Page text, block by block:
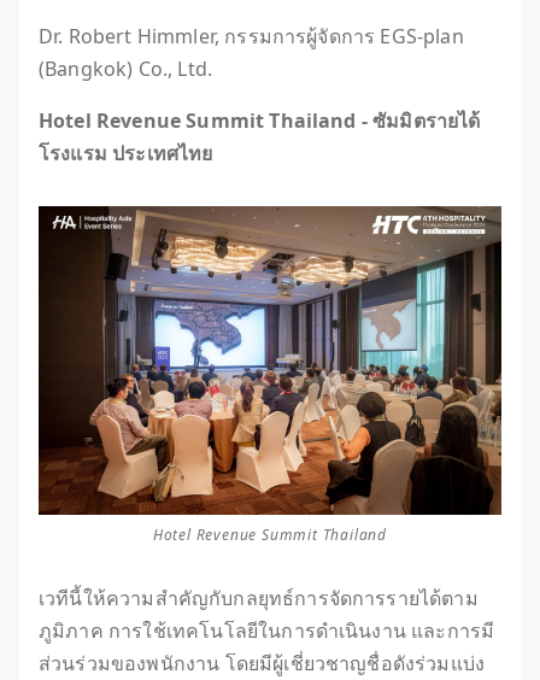
Dr. Robert Himmler, กรรมการผู้จัดการ EGS-plan
(Bangkok) Co., Ltd.
Hotel Revenue Summit Thailand - ซัมมิตรายได้
โรงแรม ประเทศไทย
Hotel Revenue Summit Thailand
เวทีนี้ให้ความสำคัญกับกลยุทธ์การจัดการรายได้ตาม
ภูมิภาค การใช้เทคโนโลยีในการดำเนินงาน และการมี
ส่วนร่วมของพนักงาน โดยมีผู้เชี่ยวชาญชื่อดังร่วมแบ่ง